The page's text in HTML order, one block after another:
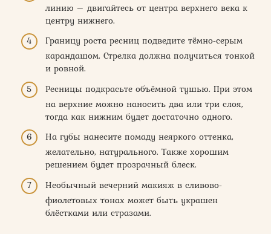
линию – двигайтесь от центра верхнего века к
центру нижнего.
Границу роста ресниц подведите тёмно-серым
карандашом. Стрелка должна получиться тонкой
и ровной.
Ресницы подкрасьте объёмной тушью. При этом
на верхние можно наносить два или три слоя,
тогда как нижним будет достаточно одного.
На губы нанесите помаду неяркого оттенка,
желательно, натурального. Также хорошим
решением будет прозрачный блеск.
Необычный вечерний макияж в сливово-
фиолетовых тонах может быть украшен
блёстками или стразами.